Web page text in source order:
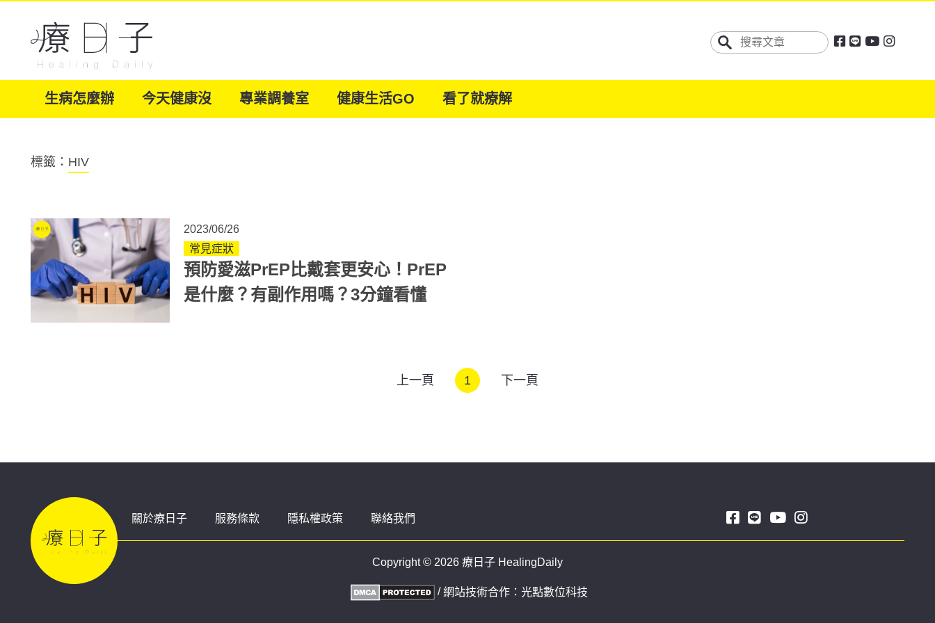
生病怎麼辦 今天健康沒 專業調養室 健康生活GO 看了就療解
標籤： HIV
2023/06/26
常見症狀
預防愛滋PrEP比戴套更安心！PrEP
是什麼？有副作用嗎？3分鐘看懂
上一頁 1 下一頁
關於療日子 服務條款 隱私權政策 聯絡我們
Copyright © 2026 療日子 HealingDaily
/網站技術合作： 光點數位科技